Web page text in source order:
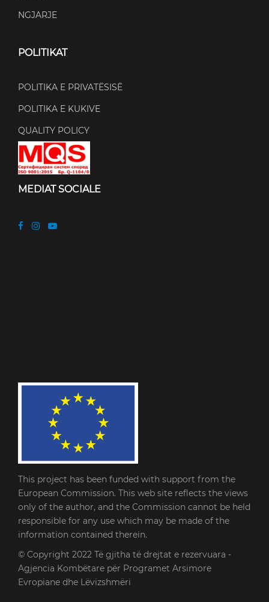
NGJARJE
POLITIKAT
POLITIKA E PRIVATËSISË
POLITIKA E KUKIVE
QUALITY POLICY
MEDIAT SOCIALE
This project has been funded with support from the
European Commission. This web site reflects the views
only of the author, and the Commission cannot be held
responsible for any use which may be made of the
information contained therein.
© Copyright 2022 Të gjitha të drejtat e rezervuara -
Agjencia Kombëtare për Programet Arsimore
Evropiane dhe Lëvizshmëri